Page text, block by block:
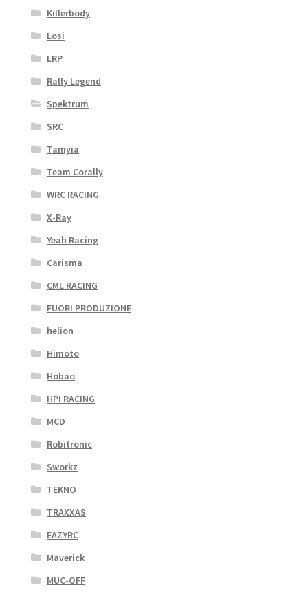
Killerbody
Losi
LRP
Rally Legend
Spektrum
SRC
Tamyia
Team Corally
WRC RACING
X-Ray
Yeah Racing
Carisma
CML RACING
FUORI PRODUZIONE
helion
Himoto
Hobao
HPI RACING
MCD
Robitronic
Sworkz
TEKNO
TRAXXAS
EAZYRC
Maverick
MUC-OFF